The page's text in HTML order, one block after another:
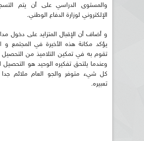
والمستوى الدراسي على أن يتم
الإلكتروني لوزارة الدفاع الوطني.
و أضاف أن الإقبال المتزايد على دخول
يؤكد مكانة هذه الأخيرة في المجتمع و
تقوم به في تمكين التلاميذ من
وعندما يلتحق تفكيره الوحيد هو
كل شيء متوفر والجو العام ملائم
تعبيره.